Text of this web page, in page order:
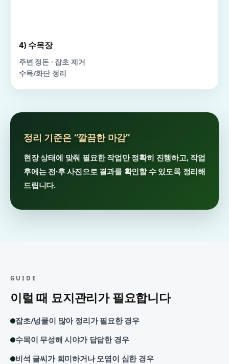
4) 수목장
주변 정돈 · 잡초 제거
수목/화단 정리
정리 기준은 “깔끔한 마감”
현장 상태에 맞춰 필요한 작업만 정확히 진행하고, 작업
후에는 전·후 사진으로 결과를 확인할 수 있도록 정리해
드립니다.
GUIDE
이럴 때 묘지관리가 필요합니다
잡초/넝쿨이 많아 정리가 필요한 경우
수목이 무성해 시야가 답답한 경우
비석 글씨가 희미하거나 오염이 심한 경우